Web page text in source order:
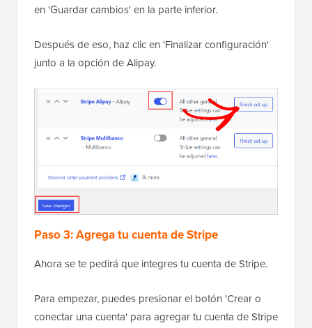
en 'Guardar cambios' en la parte inferior.
Después de eso, haz clic en 'Finalizar configuración'
junto a la opción de Alipay.
Paso 3: Agrega tu cuenta de Stripe
Ahora se te pedirá que integres tu cuenta de Stripe.
Para empezar, puedes presionar el botón 'Crear o
conectar una cuenta' para agregar tu cuenta de Stripe